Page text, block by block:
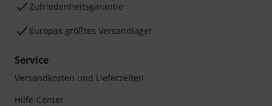
Zufriedenheitsgarantie
Europas größtes Versandlager
Service
Versandkosten und Lieferzeiten
Hilfe-Center